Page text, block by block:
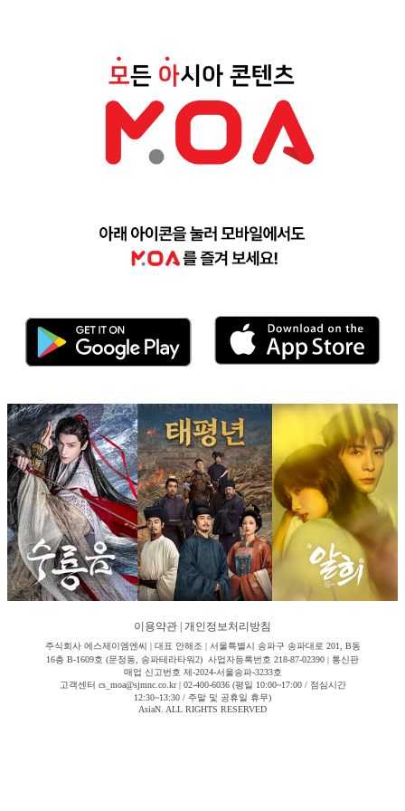
이용약관 개인정보처리방침
주식회사 에스제이엠엔씨 | 대표 안해조 | 서울특별시 송파구 송파대로 201, B동
16층 B-1609호 (문정동, 송파테라타워2) 사업자등록번호 218-87-02390 | 통신판
매업 신고번호 제-2024-서울송파-3233호
고객센터 cs_moa@sjmnc.co.kr | 02-400-6036 (평일 10:00~17:00 / 점심시간
12:30~13:30 / 주말 및 공휴일 휴무)
AsiaN. ALL RIGHTS RESERVED